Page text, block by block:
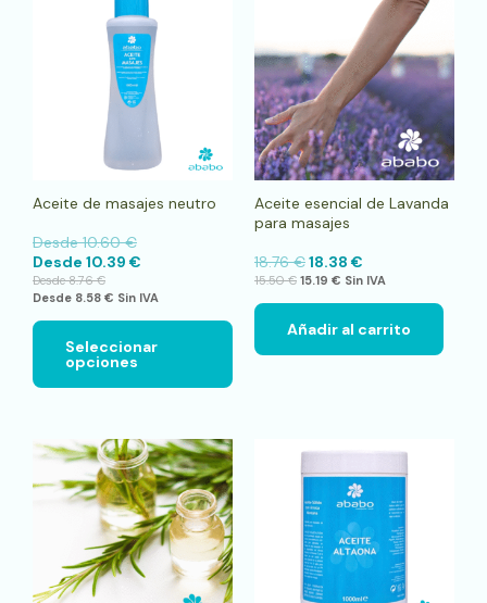
Aceite de masajes neutro
Desde10.60€
Desde 10.39 €
Desde8.76€
Desde 8.58 € Sin IVA
Seleccionar
opciones
múltiples
variantes.
Las
opciones
pueden
elegir
página
producto
Aceite esencial de Lavanda
para masajes
18.76€18.38 €
15.50€ 15.19 € Sin IVA
Añadir al carrito